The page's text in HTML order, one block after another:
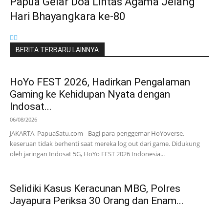
Hari Bhayangkara ke-80
BERITA TERBARU LAINNYA
HoYo FEST 2026, Hadirkan Pengalaman
Gaming ke Kehidupan Nyata dengan
Indosat...
06/08/2026
JAKARTA, PapuaSatu.com - Bagi para penggemar HoYoverse,
keseruan tidak berhenti saat mereka log out dari game. Didukung
oleh jaringan Indosat 5G, HoYo FEST 2026 Indonesia...
Selidiki Kasus Keracunan MBG, Polres
Jayapura Periksa 30 Orang dan Enam...